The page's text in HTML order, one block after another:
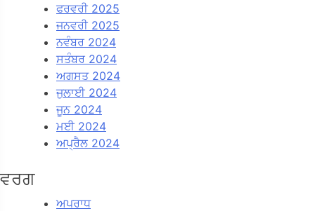
ਫਰਵਰੀ 2025
ਜਨਵਰੀ 2025
ਨਵੰਬਰ 2024
ਸਤੰਬਰ 2024
ਅਗਸਤ 2024
ਜੁਲਾਈ 2024
ਜੂਨ 2024
ਮਈ 2024
ਅਪ੍ਰੈਲ 2024
ਵਰਗ
ਅਪਰਾਧ